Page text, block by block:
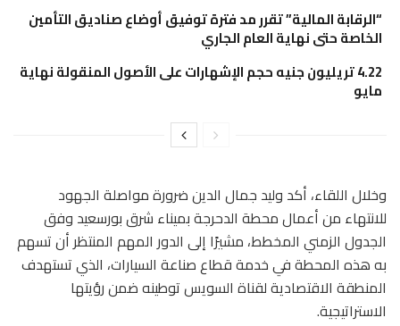
“الرقابة المالية” تقرر مد فترة توفيق أوضاع صناديق التأمين
الخاصة حتى نهاية العام الجاري
4.22 تريليون جنيه حجم الإشهارات على الأصول المنقولة نهاية
مايو
وخلال اللقاء، أكد وليد جمال الدين ضرورة مواصلة الجهود
للانتهاء من أعمال محطة الدحرجة بميناء شرق بورسعيد وفق
الجدول الزمني المخطط، مشيرًا إلى الدور المهم المنتظر أن تسهم
به هذه المحطة في خدمة قطاع صناعة السيارات، الذي تستهدف
المنطقة الاقتصادية لقناة السويس توطينه ضمن رؤيتها
الاستراتيجية.